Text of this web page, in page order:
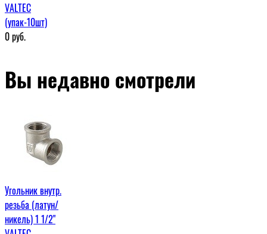
VALTEC
(упак-10шт)
0руб.
Вы недавно смотрели
Угольник внутр.
резьба (латун/
никель) 1 1/2"